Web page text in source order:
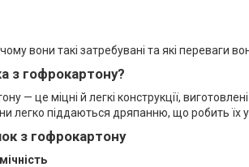
вони такі затребувані та які переваги
з гофрокартону?
— це міцні й легкі конструкції,
легко піддаються дряпанню, що робить
з гофрокартону